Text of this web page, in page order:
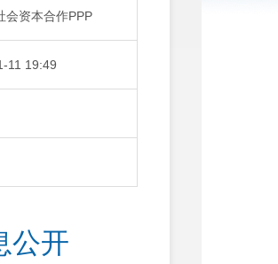
会资本合作PPP
11 19:49
公开